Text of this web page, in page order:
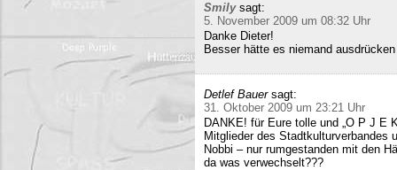
Smily sagt:
5. November 2009 um 08:32 Uhr
Danke Dieter!
Besser hätte es niemand
Detlef Bauer sagt:
31. Oktober 2009 um 23:21 Uhr
DANKE! für Eure tolle und „O P J E
Mitglieder des Stadtkulturverbandes
Nobbi – nur rumgestanden mit den
da was verwechselt???